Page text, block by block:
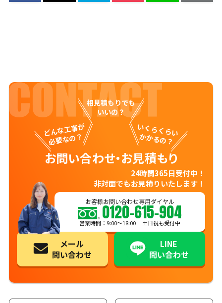
相見積もりでも
いいの？
どんな工事が
必要なの？
いくらくらい
かかるの？
お問い合わせ・お見積もり
24時間365日受付中！
非対面でもお見積りいたします！
お客様お問い合わせ専用ダイヤル
0120-615-904
営業時間：9:00〜18:00 土日祝も受付中
メール
問い合わせ
LINE
問い合わせ